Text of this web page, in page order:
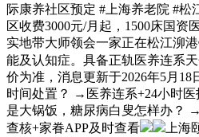
际康养社区预定 #上海养老院 #
区收费3000元/月起，1500床国
实地带大师领会一家正在松江泖
能及认知症。具备正轨医养连系
价为准，消息更新于2026年5月
时间处置？ →医养连系+24小时
是大锅饭，糖尿病白叟怎样办？
查核+家眷APP及时查看
上